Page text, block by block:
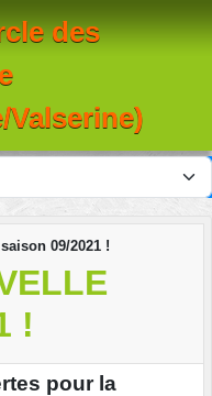
des
Valserine)
09/2021 !
!
pour la